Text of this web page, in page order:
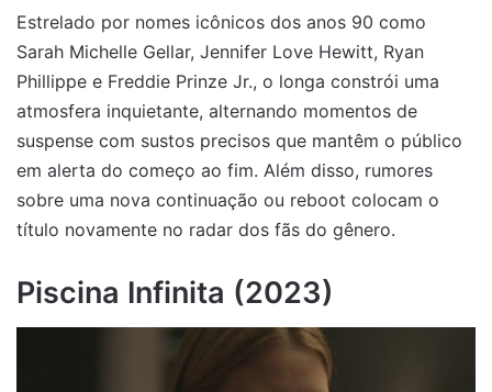
Estrelado por nomes icônicos dos anos 90 como
Sarah Michelle Gellar, Jennifer Love Hewitt, Ryan
Phillippe e Freddie Prinze Jr., o longa constrói uma
atmosfera inquietante, alternando momentos de
suspense com sustos precisos que mantêm o público
em alerta do começo ao fim. Além disso, rumores
sobre uma nova continuação ou reboot colocam o
título novamente no radar dos fãs do gênero.
Piscina Infinita (2023)